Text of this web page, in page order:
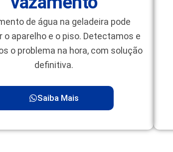
de água na geladeira pode
o aparelho e o piso. Detectamos e
o problema na hora, com solução
definitiva.
Saiba Mais